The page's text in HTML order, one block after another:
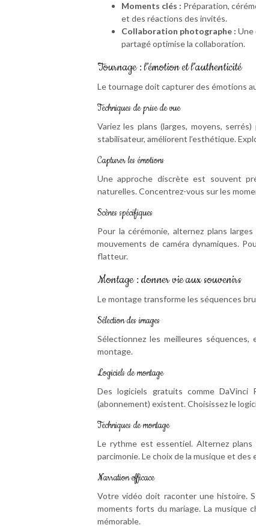
Moments clés : Préparation,
et des réactions des invités.
Collaboration photographe : Une
partagé optimise la collaboration.
Tournage : l’émotion et l’authenticité
Le tournage doit capturer des émotions
Techniques de prise de vue
Variez les plans (larges, moyens,
stabilisateur, améliorent l’esthétique.
Capturer les émotions
Une approche discrète est souvent
naturelles. Concentrez-vous sur les
Scènes spécifiques
Pour la cérémonie, alternez plans
mouvements de caméra dynamiques.
flatteur.
Montage : donner vie aux souvenirs
Le montage transforme les séquences
Sélection des images
Sélectionnez les meilleures
montage.
Logiciels de montage
Des logiciels gratuits comme DaVinci
(abonnement) existent. Choisissez le
Techniques de montage
Le rythme est essentiel. Alternez
parcimonie. Le choix de la musique et des
Narration efficace
Votre vidéo doit raconter une histoire.
moments forts du mariage. La musique
mémorable.